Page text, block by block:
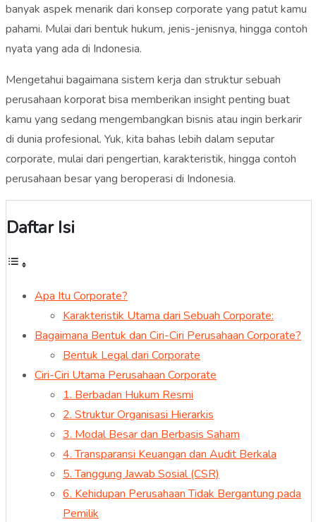
banyak aspek menarik dari konsep corporate yang patut kamu
pahami. Mulai dari bentuk hukum, jenis-jenisnya, hingga contoh
nyata yang ada di Indonesia.
Mengetahui bagaimana sistem kerja dan struktur sebuah
perusahaan korporat bisa memberikan insight penting buat
kamu yang sedang mengembangkan bisnis atau ingin berkarir
di dunia profesional. Yuk, kita bahas lebih dalam seputar
corporate, mulai dari pengertian, karakteristik, hingga contoh
perusahaan besar yang beroperasi di Indonesia.
Daftar Isi
Apa Itu Corporate?
Karakteristik Utama dari Sebuah Corporate:
Bagaimana Bentuk dan Ciri-Ciri Perusahaan Corporate?
Bentuk Legal dari Corporate
Ciri-Ciri Utama Perusahaan Corporate
1. Berbadan Hukum Resmi
2. Struktur Organisasi Hierarkis
3. Modal Besar dan Berbasis Saham
4. Transparansi Keuangan dan Audit Berkala
5. Tanggung Jawab Sosial (CSR)
6. Kehidupan Perusahaan Tidak Bergantung pada
Pemilik